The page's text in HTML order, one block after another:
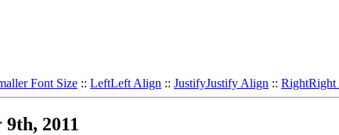
Font Size :: LeftLeft Align :: JustifyJustify Align :: RightRight
2011